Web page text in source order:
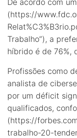
De acordo com
(https://
Trabalho”), a
híbrido é de 76%,
Profissões como
analista de
por um déficit
qualificados,
(https://
trabalho-20-